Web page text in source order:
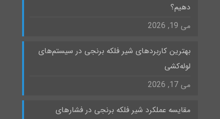
دهیم؟
می 19, 2026
بهترین کاربردهای شیر فلکه برنجی در سیستم‌های
لوله‌کشی
می 17, 2026
مقایسه عملکرد شیر فلکه برنجی در فشارهای